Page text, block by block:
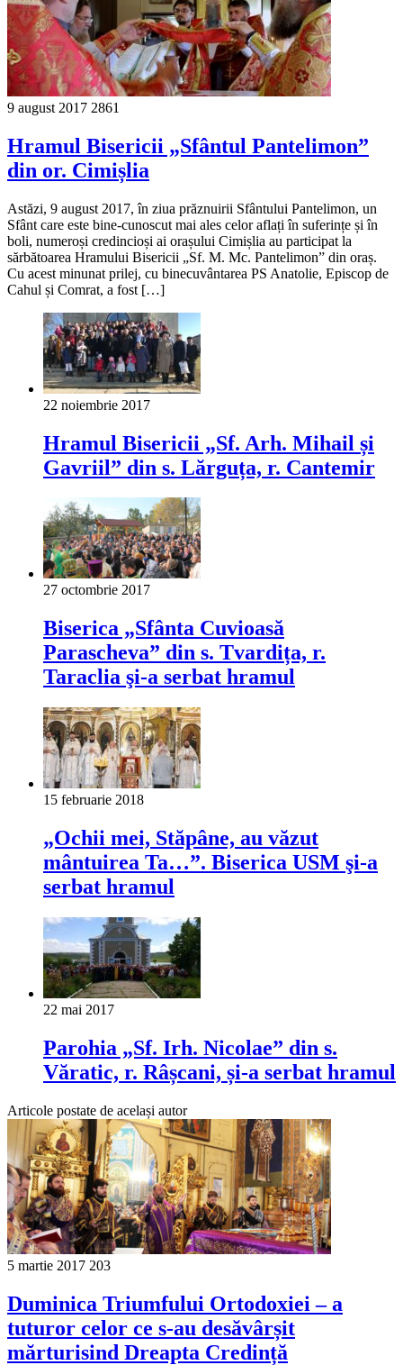
9 august 2017 2861
Hramul Bisericii „Sfântul Pantelimon”
din or. Cimișlia
Astăzi, 9 august 2017, în ziua prăznuirii Sfântului Pantelimon, un
Sfânt care este bine-cunoscut mai ales celor aflați în suferințe și în
boli, numeroși credincioși ai orașului Cimișlia au participat la
sărbătoarea Hramului Bisericii „Sf. M. Mc. Pantelimon” din oraș.
Cu acest minunat prilej, cu binecuvântarea PS Anatolie, Episcop de
Cahul și Comrat, a fost […]
22 noiembrie 2017
Hramul Bisericii „Sf. Arh. Mihail și
Gavriil” din s. Lărguța, r. Cantemir
27 octombrie 2017
Biserica „Sfânta Cuvioasă
Parascheva” din s. Tvardița, r.
Taraclia şi-a serbat hramul
15 februarie 2018
„Ochii mei, Stăpâne, au văzut
mântuirea Ta…”. Biserica USM şi-a
serbat hramul
22 mai 2017
Parohia „Sf. Irh. Nicolae” din s.
Văratic, r. Râșcani, și-a serbat hramul
Articole postate de același autor
5 martie 2017 203
Duminica Triumfului Ortodoxiei – a
tuturor celor ce s-au desăvârșit
mărturisind Dreapta Credință